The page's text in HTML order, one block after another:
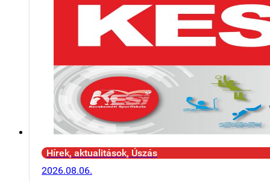
Hírek, aktualitások, Úszás
2026.08.06.